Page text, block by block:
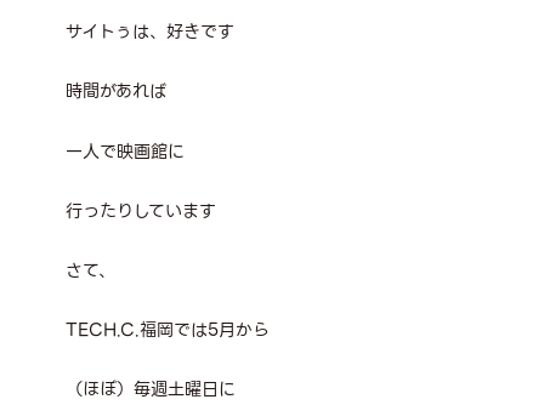
サイトぅは、好きです
時間があれば
一人で映画館に
行ったりしています
さて、
TECH.C.福岡では5月から
（ほぼ）毎週土曜日に